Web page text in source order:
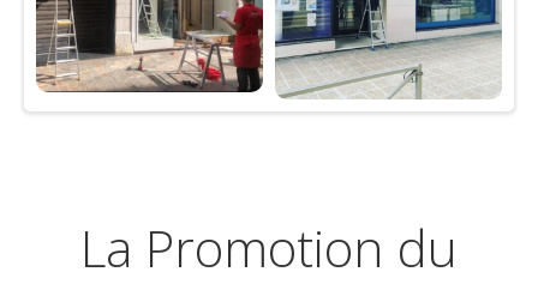
La Promotion du